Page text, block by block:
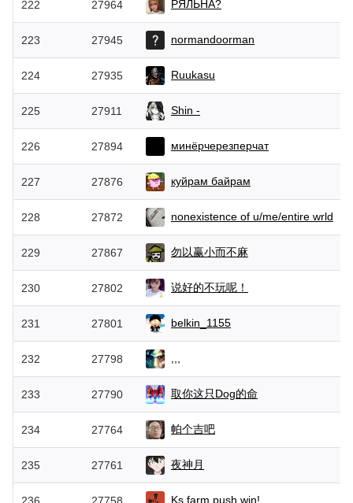
222 27964 PЯЛЬНА?
223 27945 normandoorman
224 27935 Ruukasu
225 27911 Shin -
226 27894 минёрчерезперчат
227 27876 куйрам байрам
228 27872 nonexistеnce of u/me/entire wrld
229 27867 勿以赢小而不麻
230 27802 说好的不玩呢！
231 27801 belkin_1155
232 27798
233 27790 取你这只Dog的命
234 27764 帕个吉吧
235 27761 夜神月
Ks,farm,push,win!